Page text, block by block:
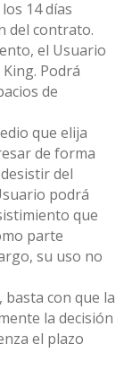
14 días
del contrato.
el Usuario
Podrá
de
que elija
de forma
del
podrá
que
parte
su uso no
con que la
la decisión
el plazo